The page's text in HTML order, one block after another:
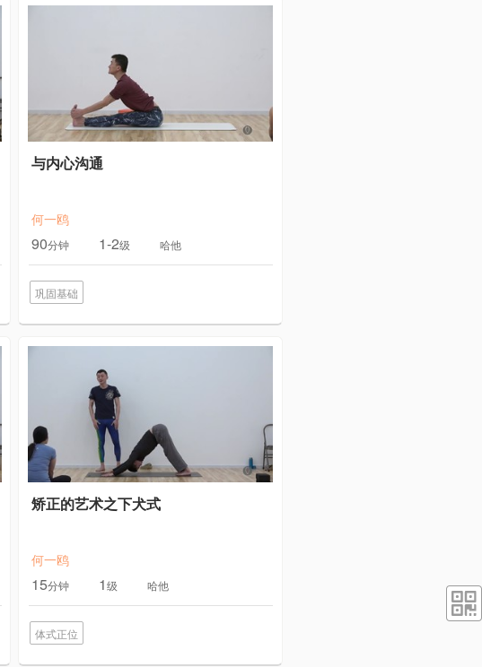
与内心沟通
何一鸥
90分钟 1-2级 哈他
巩固基础
矫正的艺术之下犬式
何一鸥
15分钟 1级 哈他
体式正位